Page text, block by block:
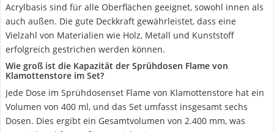
Acrylbasis sind für alle Oberflächen geeignet, sowohl innen als
auch außen. Die gute Deckkraft gewährleistet, dass eine
Vielzahl von Materialien wie Holz, Metall und Kunststoff
erfolgreich gestrichen werden können.
Wie groß ist die Kapazität der Sprühdosen Flame von
Klamottenstore im Set?
Jede Dose im Sprühdosenset Flame von Klamottenstore hat ein
Volumen von 400 ml, und das Set umfasst insgesamt sechs
Dosen. Dies ergibt ein Gesamtvolumen von 2.400 mm, was